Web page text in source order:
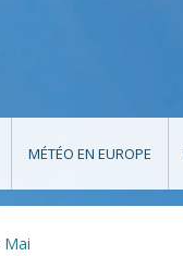
MÉTÉO EN EUROPE
Mai